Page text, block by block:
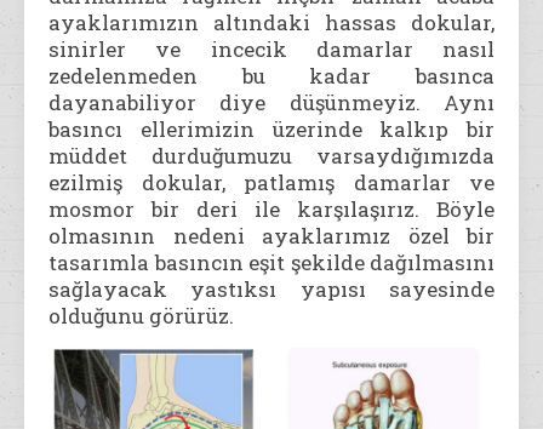
ayaklarımızın altındaki hassas dokular,
sinirler ve incecik damarlar nasıl
zedelenmeden bu kadar basınca
dayanabiliyor diye düşünmeyiz. Aynı
basıncı ellerimizin üzerinde kalkıp bir
müddet durduğumuzu varsaydığımızda
ezilmiş dokular, patlamış damarlar ve
mosmor bir deri ile karşılaşırız. Böyle
olmasının nedeni ayaklarımız özel bir
tasarımla basıncın eşit şekilde dağılmasını
sağlayacak yastıksı yapısı sayesinde
olduğunu görürüz.